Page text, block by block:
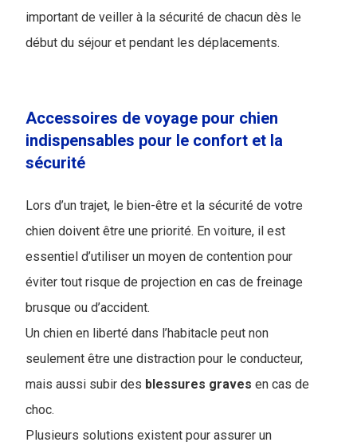
important de veiller à la sécurité de chacun dès le
début du séjour et pendant les déplacements.
Accessoires de voyage pour chien
indispensables pour le confort et la
sécurité
Lors d’un trajet, le bien-être et la sécurité de votre
chien doivent être une priorité. En voiture, il est
essentiel d’utiliser un moyen de contention pour
éviter tout risque de projection en cas de freinage
brusque ou d’accident.
Un chien en liberté dans l’habitacle peut non
seulement être une distraction pour le conducteur,
mais aussi subir des blessures graves en cas de
choc.
Plusieurs solutions existent pour assurer un